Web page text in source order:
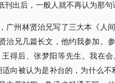
出后，一般人就不再认为那句
州林贤治兄写了三大本《人
治兄几篇长文，他约我参加。
得后、张梦阳等先生。我在
向被认为是补台的，为什么